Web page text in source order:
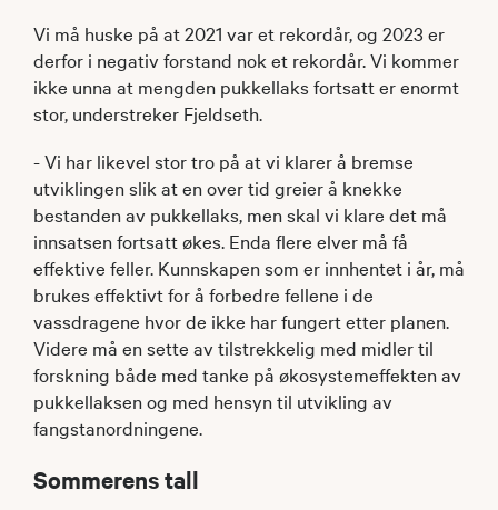
Vi må huske på at 2021 var et rekordår, og 2023 er
derfor i negativ forstand nok et rekordår. Vi kommer
ikke unna at mengden pukkellaks fortsatt er enormt
stor, understreker Fjeldseth.
- Vi har likevel stor tro på at vi klarer å bremse
utviklingen slik at en over tid greier å knekke
bestanden av pukkellaks, men skal vi klare det må
innsatsen fortsatt økes. Enda flere elver må få
effektive feller. Kunnskapen som er innhentet i år, må
brukes effektivt for å forbedre fellene i de
vassdragene hvor de ikke har fungert etter planen.
Videre må en sette av tilstrekkelig med midler til
forskning både med tanke på økosystemeffekten av
pukkellaksen og med hensyn til utvikling av
fangstanordningene.
Sommerens tall